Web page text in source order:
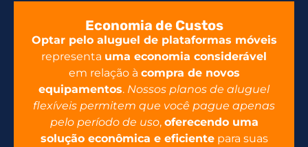
Economia de Custos
Optar pelo aluguel de plataformas móveis
representa uma economia considerável
em relação à compra de novos
equipamentos. Nossos planos de aluguel
flexíveis permitem que você pague apenas
pelo período de uso, oferecendo uma
solução econômica e eficientepara suas